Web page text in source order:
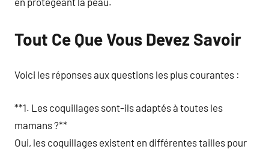
Tout Ce Que Vous Devez Savoir
Voici les réponses aux questions les plus courantes :
**1. Les coquillages sont-ils adaptés à toutes les
mamans ?**
Oui, les coquillages existent en différentes tailles pour